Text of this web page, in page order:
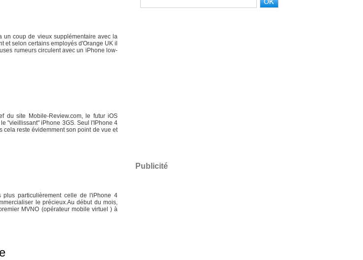
un coup de vieux supplémentaire avec la
et selon certains employés d'Orange UK il
rumeurs circulent avec un iPhone low-
du site Mobile-Review.com, le futur iOS
"vieillissant" iPhone 3GS. Seul l'IPhone 4
cela reste évidemment son point de vue et
particulièrement celle de l'iPhone 4
le précieux.Au début du mois,
MVNO (opérateur mobile virtuel ) à
Publicité